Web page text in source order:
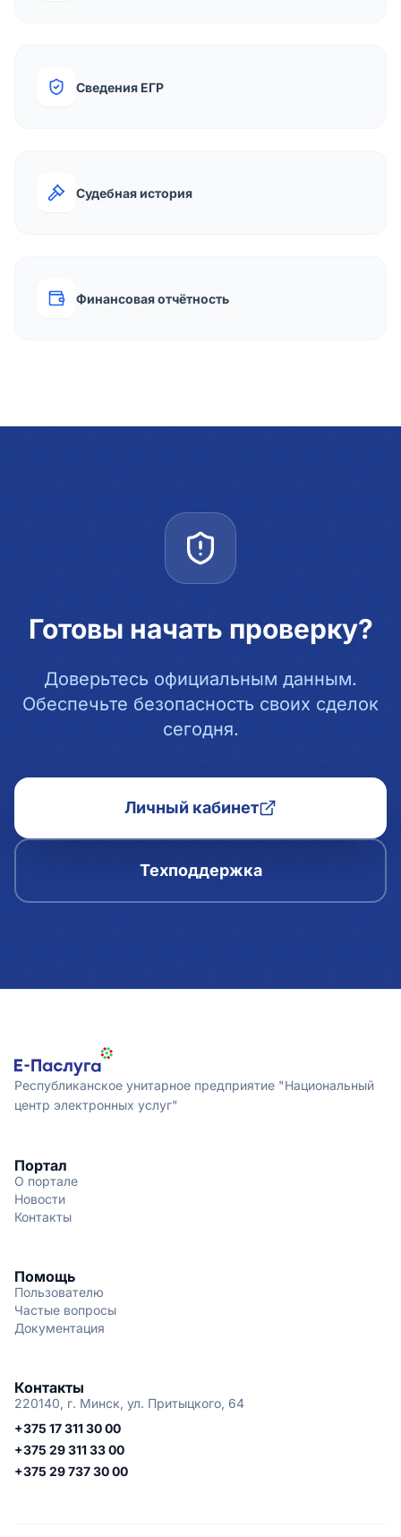
Сведения ЕГР
Судебная история
Финансовая отчётность
Готовы начать проверку?
Доверьтесь официальным данным.
Обеспечьте безопасность своих сделок
сегодня.
Личный кабинет
Техподдержка
Республиканское унитарное предприятие "Национальный
центр электронных услуг"
Портал
О портале
Новости
Контакты
Помощь
Пользователю
Частые вопросы
Документация
Контакты
220140, г. Минск, ул. Притыцкого, 64
+375 17 311 30 00
+375 29 311 33 00
+375 29 737 30 00